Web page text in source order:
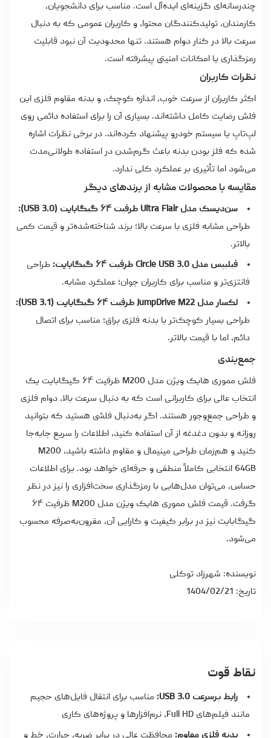
چندرسانه‌ای گزینه‌ای ایده‌آل است. مناسب برای دانشجویان،
کارمندان، تولیدکنندگان محتوا، و کاربران عمومی که به دنبال
سرعت بالا در کنار دوام هستند. تنها محدودیت آن نبود قابلیت
رمزگذاری یا امکانات امنیتی پیشرفته است.
نظرات کاربران
اکثر کاربران از سرعت خوب، اندازه کوچک، و بدنه مقاوم فلزی این
فلش رضایت کامل داشته‌اند. بسیاری آن را برای استفاده دائمی روی
لپ‌تاپ یا سیستم خودرو پیشنهاد کرده‌اند. در برخی نظرات اشاره
شده که فلز بودن بدنه باعث گرم‌شدن در استفاده طولانی‌مدت
می‌شود اما تأثیری بر عملکرد کلی ندارد.
مقایسه با محصولات مشابه از برندهای دیگر
سن‌دیسک مدل Ultra Flair ظرفیت ۶۴ گیگابایت (USB 3.0):
طراحی مشابه فلزی با سرعت بالا؛ برند شناخته‌شده‌تر و قیمت کمی
بالاتر.
فیلیپس مدل Circle USB 3.0 ظرفیت ۶۴ گیگابایت:
طراحی
فانتزی‌تر و مناسب برای کاربران جوان؛ عملکرد مشابه.
لکسار مدل JumpDrive M22 ظرفیت ۶۴ گیگابایت (USB 3.1):
طراحی بسیار کوچک‌تر با بدنه فلزی براق؛ مناسب برای اتصال
دائم، اما با قیمت بالاتر.
جمع‌بندی
فلش مموری هایک ویژن مدل M200 ظرفیت ۶۴ گیگابایت یک
انتخاب عالی برای کاربرانی است که به دنبال سرعت بالا، دوام فلزی
و طراحی جمع‌وجور هستند. اگر به‌دنبال فلشی هستید که بتوانید
روزانه و بدون دغدغه از آن استفاده کنید، اطلاعات را سریع جابه‌جا
کنید و هم‌زمان طراحی مینیمال و مقاوم داشته باشید، M200
64GB انتخابی کاملاً منطقی و حرفه‌ای خواهد بود. برای اطلاعات
حساس، می‌توان مدل‌هایی با رمزگذاری سخت‌افزاری را نیز در نظر
گرفت. قیمت فلش مموری
هایک ویژن مدل M200 ظرفیت ۶۴
گیگابایت نیز در برابر کیفیت و کارایی آن، مقرون‌به‌صرفه محسوب
می‌شود.
نویسنده: شهرزاد توکلی
تاریخ: 1404/02/21
نقاط قوت
رابط پرسرعت USB 3.0:
مناسب برای انتقال فایل‌های حجیم
مانند فیلم‌های Full HD، نرم‌افزارها و پروژه‌های کاری
بدنه فلزی مقاوم: محافظت عالی در برابر ضربه، حرارت، خط و